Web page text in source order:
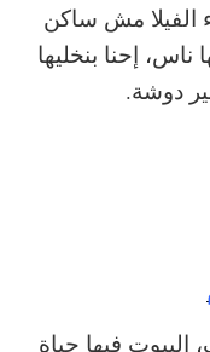
الفيلا مش ساكن
ناس، إحنا بنخليها
دوشة.
فيها حياة